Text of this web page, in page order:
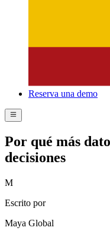
Reserva una demo
Por qué más
decisiones
M
Escrito por
Maya Global